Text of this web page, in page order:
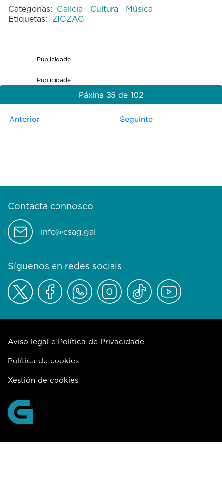
Categorías: Galicia Cultura
Música
Etiquetas: ZIGZAG
Publicidade
Publicidade
Páxina 35 de 102
Anterior Seguinte
Contacta connosco
info@csag.gal
Síguenos en redes sociais
Aviso legal e Política de Privacidade
Política de cookies
Xestión de cookies